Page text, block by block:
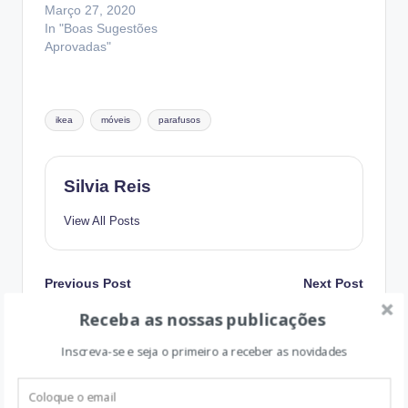
Março 27, 2020
In "Boas Sugestões
Aprovadas"
Tags:
ikea móveis parafusos
Silvia Reis
View All Posts
Post
navigation
Previous Post
A Mamã é que sabe –
Next Post
Vencedor de Pais &
Receba as nossas publicações
Inscreva-se e seja o primeiro a receber as novidades